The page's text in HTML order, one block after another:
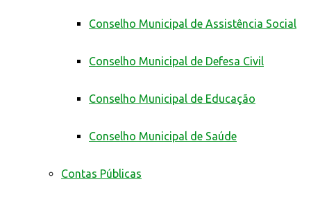
Conselho Municipal de Assistência Social
Conselho Municipal de Defesa Civil
Conselho Municipal de Educação
Conselho Municipal de Saúde
Contas Públicas